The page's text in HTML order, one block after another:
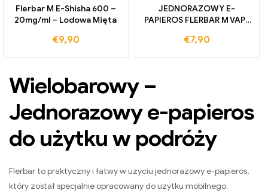
Flerbar M E-Shisha 600 –
20mg/ml – Lodowa Mięta
€9,90
JEDNORAZOWY E-
PAPIEROS FLERBAR M VAPE
€7,90
Wielobarowy –
Jednorazowy e-papieros
do użytku w podróży
Flerbar to praktyczny i łatwy w użyciu jednorazowy e-papieros,
który został specjalnie opracowany do użytku mobilnego.